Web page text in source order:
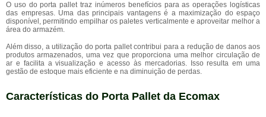
O uso do porta pallet traz inúmeros benefícios para as operações logísticas
das empresas. Uma das principais vantagens é a maximização do espaço
disponível, permitindo empilhar os paletes verticalmente e aproveitar melhor a
área do armazém.
Além disso, a utilização do porta pallet contribui para a redução de danos aos
produtos armazenados, uma vez que proporciona uma melhor circulação de
ar e facilita a visualização e acesso às mercadorias. Isso resulta em uma
gestão de estoque mais eficiente e na diminuição de perdas.
Características do Porta Pallet da Ecomax